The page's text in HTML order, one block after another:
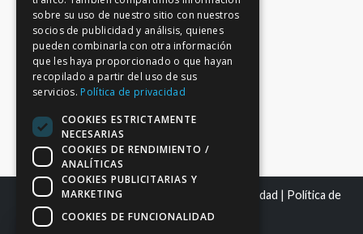
Mapa del sitio|Aviso Legal Política de Privacidad | Política de
Cookies
sobre su uso de nuestro sitio con nuestros
socios de publicidad y análisis, quienes
pueden combinarla con otra información
que les haya proporcionado o que hayan
recopilado a partir del uso de sus
servicios. Política de privacidad
COOKIES ESTRICTAMENTE
NECESARIAS
COOKIES DE RENDIMIENTO /
ANALÍTICAS
COOKIES PUBLICITARIAS Y
MARKETING
COOKIES DE FUNCIONALIDAD